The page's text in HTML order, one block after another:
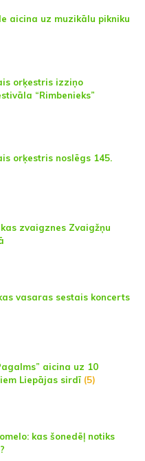
aicina uz muzikālu pikniku
orķestris izziņo
“Rimbenieks”
orķestris noslēgs 145.
zvaigznes Zvaigžņu
vasaras sestais koncerts
aicina uz 10
Liepājas sirdī (5)
kas šonedēļ notiks